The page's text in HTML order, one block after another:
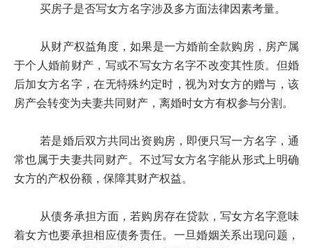
买房子是否写女方名字涉及多方面法律因素考量。
从财产权益角度，如果是一方婚前全款购房，房产属
于个人婚前财产，写或不写女方名字不改变其性质。但婚
后加女方名字，在无特殊约定时，视为对女方的赠与，该
房产会转变为夫妻共同财产，离婚时女方有权参与分割。
若是婚后双方共同出资购房，即便只写一方名字，通
常也属于夫妻共同财产。不过写女方名字能从形式上明确
女方的产权份额，保障其财产权益。
从债务承担方面，若购房存在贷款，写女方名字意味
着女方也要承担相应债务责任。一旦婚姻关系出现问题，